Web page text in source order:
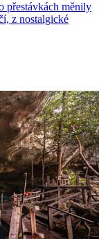
přestávkách měnily
z nostalgické